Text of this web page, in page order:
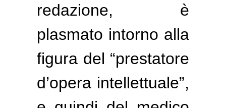
redazione, è
plasmato intorno alla
figura del “prestatore
d’opera intellettuale”,